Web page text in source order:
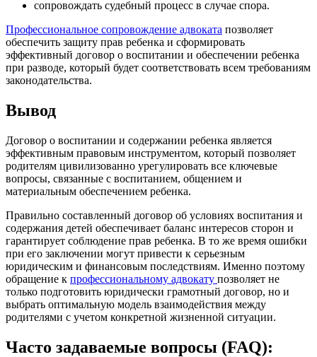
сопровождать судебный процесс в случае спора.
Профессиональное сопровождение адвоката позволяет
обеспечить защиту прав ребенка и сформировать
эффективный договор о воспитании и обеспечении ребенка
при разводе, который будет соответствовать всем требованиям
законодательства.
Вывод
Договор о воспитании и содержании ребенка является
эффективным правовым инструментом, который позволяет
родителям цивилизованно урегулировать все ключевые
вопросы, связанные с воспитанием, общением и
материальным обеспечением ребенка.
Правильно составленный договор об условиях воспитания и
содержания детей обеспечивает баланс интересов сторон и
гарантирует соблюдение прав ребенка. В то же время ошибки
при его заключении могут привести к серьезным
юридическим и финансовым последствиям. Именно поэтому
обращение к профессиональному адвокату позволяет не
только подготовить юридически грамотный договор, но и
выбрать оптимальную модель взаимодействия между
родителями с учетом конкретной жизненной ситуации.
Часто задаваемые вопросы (FAQ):